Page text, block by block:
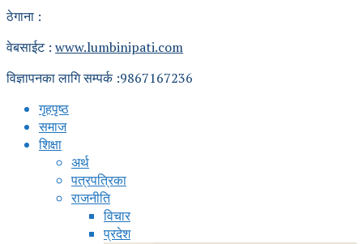
ठेगाना :
वेबसाईट : www.lumbinipati.com
विज्ञापनका लागि सम्पर्क :9867167236
गृहपृष्ठ
समाज
शिक्षा
अर्थ
पत्रपत्रिका
राजनीति
विचार
प्रदेश